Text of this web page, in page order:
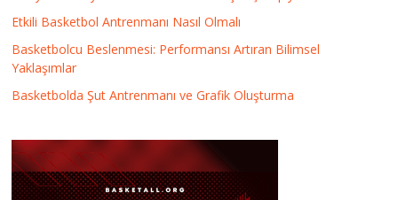
Etkili Basketbol Antrenmanı Nasıl Olmalı
Basketbolcu Beslenmesi: Performansı Artıran Bilimsel
Yaklaşımlar
Basketbolda Şut Antrenmanı ve Grafik Oluşturma